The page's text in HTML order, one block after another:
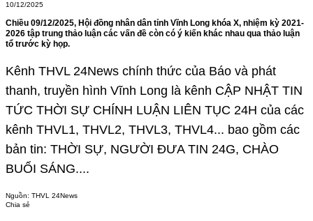
10/12/2025
Chiều 09/12/2025, Hội đồng nhân dân tỉnh Vĩnh Long khóa X, nhiệm kỳ 2021-
2026 tập trung thảo luận các vấn đề còn có ý kiến khác nhau qua thảo luận
tổ trước kỳ họp.
Kênh THVL 24News chính thức của Báo và phát
thanh, truyền hình Vĩnh Long là kênh CẬP NHẬT TIN
TỨC THỜI SỰ CHÍNH LUẬN LIÊN TỤC 24H của các
kênh THVL1, THVL2, THVL3, THVL4... bao gồm các
bản tin: THỜI SỰ, NGƯỜI ĐƯA TIN 24G, CHÀO
BUỔI SÁNG....
Nguồn: THVL 24News
Chia sẻ